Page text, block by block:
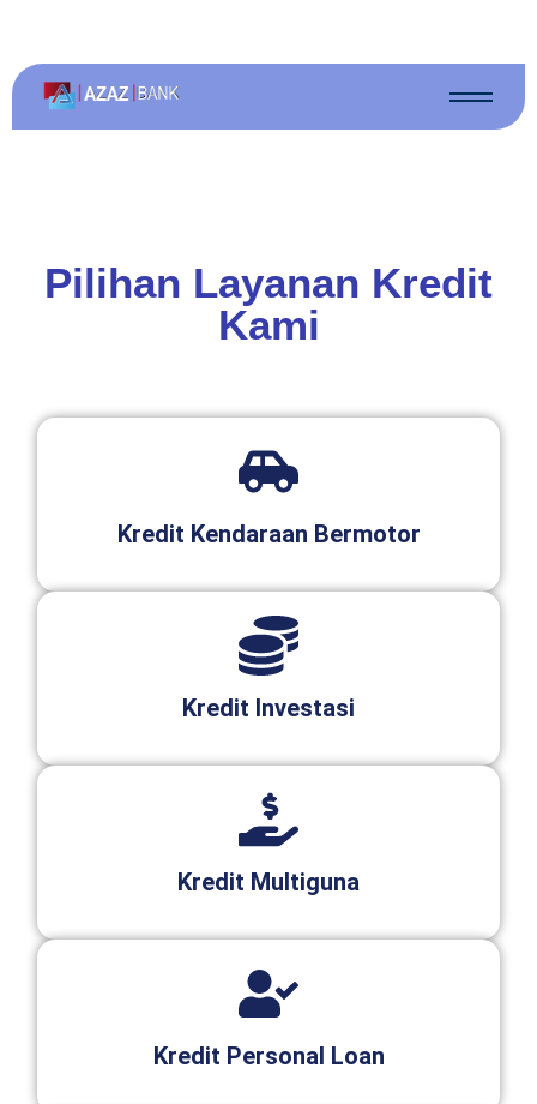
Pilihan Layanan Kredit
Kami
Kredit Kendaraan Bermotor
Kredit Investasi
Kredit Multiguna
Kredit Personal Loan